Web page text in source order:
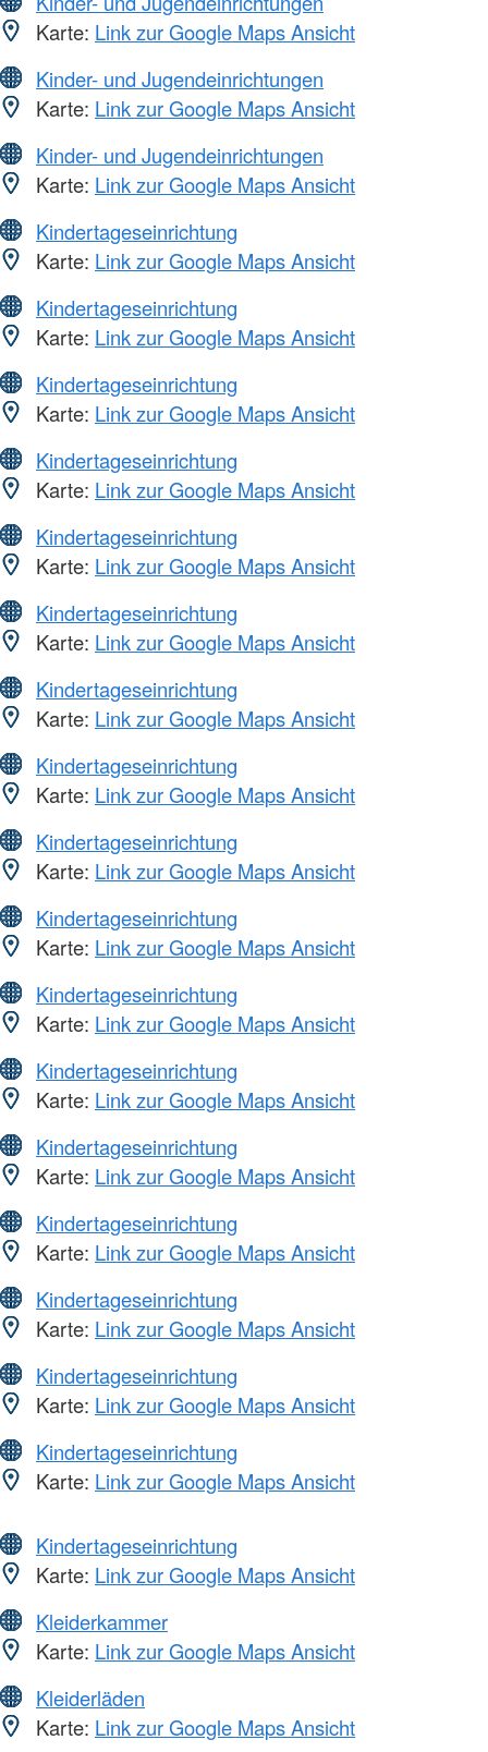
Karte: Link zur Google Maps Ansicht
Kinder- und Jugendeinrichtungen
Karte: Link zur Google Maps Ansicht
Kinder- und Jugendeinrichtungen
Karte: Link zur Google Maps Ansicht
Kindertageseinrichtung
Karte: Link zur Google Maps Ansicht
Kindertageseinrichtung
Karte: Link zur Google Maps Ansicht
Kindertageseinrichtung
Karte: Link zur Google Maps Ansicht
Kindertageseinrichtung
Karte: Link zur Google Maps Ansicht
Kindertageseinrichtung
Karte: Link zur Google Maps Ansicht
Kindertageseinrichtung
Karte: Link zur Google Maps Ansicht
Kindertageseinrichtung
Karte: Link zur Google Maps Ansicht
Kindertageseinrichtung
Karte: Link zur Google Maps Ansicht
Kindertageseinrichtung
Karte: Link zur Google Maps Ansicht
Kindertageseinrichtung
Karte: Link zur Google Maps Ansicht
Kindertageseinrichtung
Karte: Link zur Google Maps Ansicht
Kindertageseinrichtung
Karte: Link zur Google Maps Ansicht
Kindertageseinrichtung
Karte: Link zur Google Maps Ansicht
Kindertageseinrichtung
Karte: Link zur Google Maps Ansicht
Kindertageseinrichtung
Karte: Link zur Google Maps Ansicht
Kindertageseinrichtung
Karte: Link zur Google Maps Ansicht
Kindertageseinrichtung
Karte: Link zur Google Maps Ansicht
Kindertageseinrichtung
Karte: Link zur Google Maps Ansicht
Kleiderkammer
Karte: Link zur Google Maps Ansicht
Kleiderläden
Karte: Link zur Google Maps Ansicht